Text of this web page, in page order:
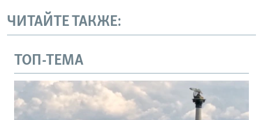
ЧИТАЙТЕ ТАКЖЕ:
ТОП-ТЕМА